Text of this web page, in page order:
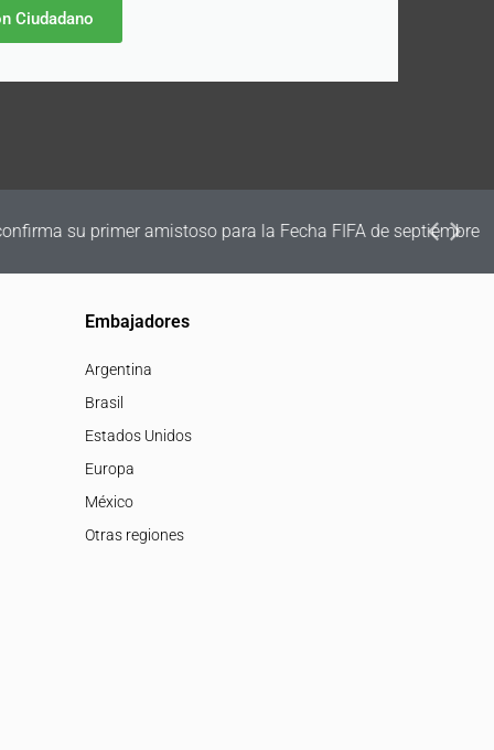
Ciudadano
Embajadores
Argentina
Brasil
Estados Unidos
Europa
México
Otras regiones